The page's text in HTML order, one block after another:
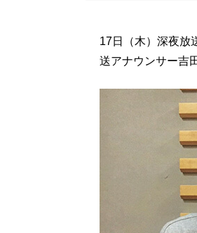
17日（木）深夜放
送アナウンサー吉